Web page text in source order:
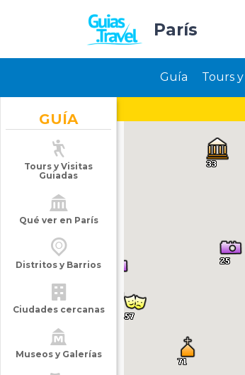
París
Guía Tours
GUÍA
Tours y Visitas
Guiadas
Qué ver en París
Distritos y Barrios
Ciudades cercanas
Museos y Galerías